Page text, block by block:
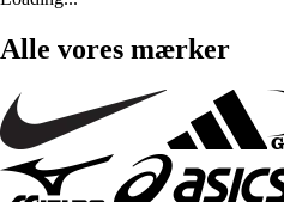
Alle vores mærker